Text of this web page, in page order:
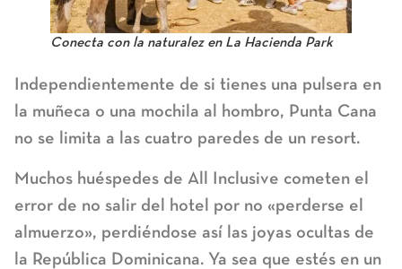
Conecta con la naturalez en La Hacienda Park
Independientemente de si tienes una pulsera en
la muñeca o una mochila al hombro, Punta Cana
no se limita a las cuatro paredes de un resort.
Muchos huéspedes de All Inclusive cometen el
error de no salir del hotel por no «perderse el
almuerzo», perdiéndose así las joyas ocultas de
la República Dominicana. Ya sea que estés en un